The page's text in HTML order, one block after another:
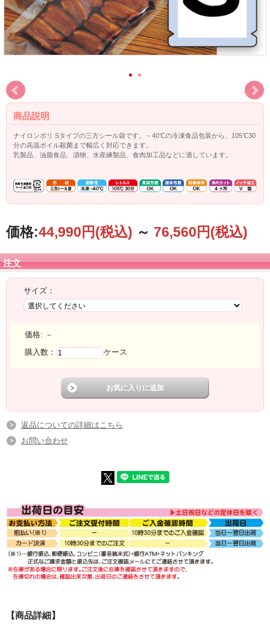
商品説明
ナイロンポリ Sタイプの三方シール袋です。－40℃の冷凍食品包装から、105℃30
分の高温ボイル殺菌まで幅広く対応できます。
乳製品、油脂食品、漬物、水産練製品、食肉加工品などに適しています。
価格:44,990円(税込) ～ 76,560円(税込)
注文
サイズ：
価格: －
購入数：
ケース
返品についての詳細はこちら
お問い合わせ
【商品詳細】